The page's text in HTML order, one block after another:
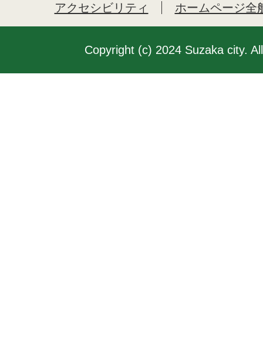
アクセシビリティ
ホームページ全
Copyright (c) 2024 Suzaka city.